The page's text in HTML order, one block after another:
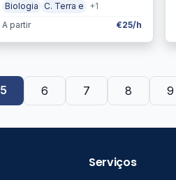
Biologia
C. Terra e
+1
A partir
€25/h
5 6 7 8 9
Serviços